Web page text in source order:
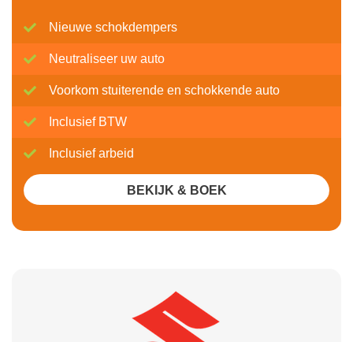
Nieuwe schokdempers
Neutraliseer uw auto
Voorkom stuiterende en schokkende auto
Inclusief BTW
Inclusief arbeid
BEKIJK & BOEK